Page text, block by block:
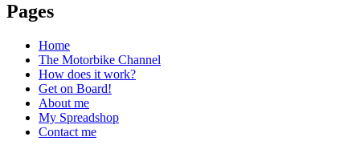
Pages
Home
The Motorbike Channel
How does it work?
Get on Board!
About me
My Spreadshop
Contact me